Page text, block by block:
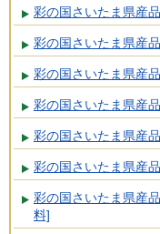
彩の国さいたま県産
彩の国さいたま県産
彩の国さいたま県産
彩の国さいたま県産
彩の国さいたま県産
彩の国さいたま県産
彩の国さいたま県産
料]